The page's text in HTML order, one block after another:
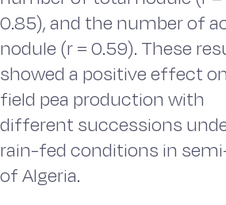
0.85), and the number of
nodule (r = 0.59). These
showed a positive effect
field pea production with
different successions
rain-fed conditions in
of Algeria.